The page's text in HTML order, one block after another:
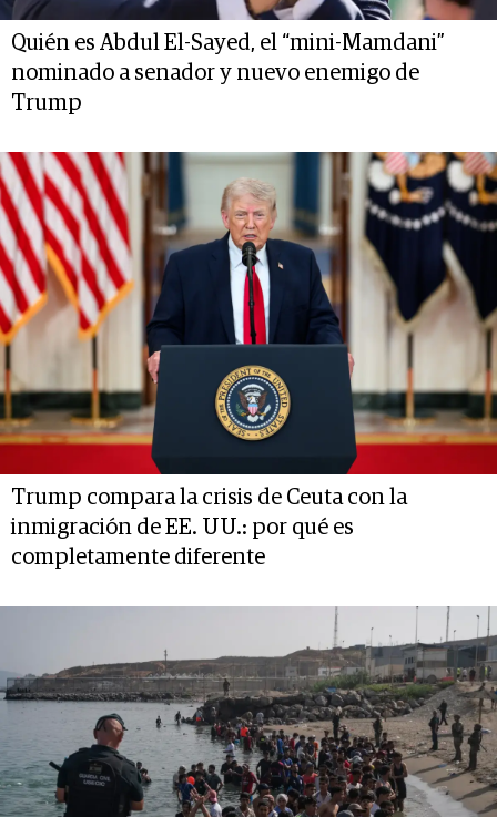
Quién es Abdul El-Sayed, el “mini-Mamdani”
nominado a senador y nuevo enemigo de
Trump
Trump compara la crisis de Ceuta con la
inmigración de EE. UU.: por qué es
completamente diferente